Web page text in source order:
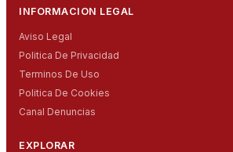
INFORMACION LEGAL
Aviso Legal
Politica De Privacidad
Terminos De Uso
Politica De Cookies
Canal Denuncias
EXPLORAR